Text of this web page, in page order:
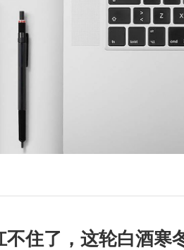
住了，这轮白酒寒